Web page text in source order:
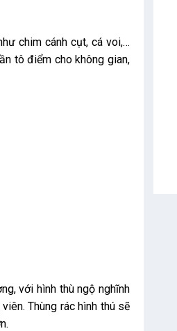
chim cánh cụt, cá voi,…
tô điểm cho không gian,
với hình thù ngộ nghĩnh
Thùng rác hình thú sẽ